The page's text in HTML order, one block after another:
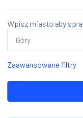
Wpisz miasto aby
Zaawansowane filtry